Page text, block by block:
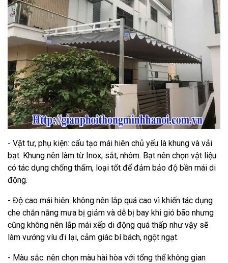
- Vật tư, phụ kiện: cấu tạo mái hiên chủ yếu là khung và vải
bạt. Khung nên làm từ Inox, sắt, nhôm. Bạt nên chọn vật liệu
có tác dụng chống thấm, loại tốt để đảm bảo độ bền mái di
động.
- Độ cao mái hiên: không nên lắp quá cao vì khiến tác dụng
che chắn nắng mưa bị giảm và dễ bị bay khi gió bão nhưng
cũng không nên lắp mái xếp di động quá thấp như vậy sẽ
làm vướng víu đi lại, cảm giác bí bách, ngột ngạt.
- Màu sắc: nên chọn màu hài hòa với tổng thể không gian